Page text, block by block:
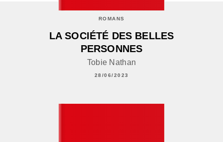
ROMANS
LA SOCIÉTÉ DES BELLES
PERSONNES
Tobie Nathan
28/06/2023